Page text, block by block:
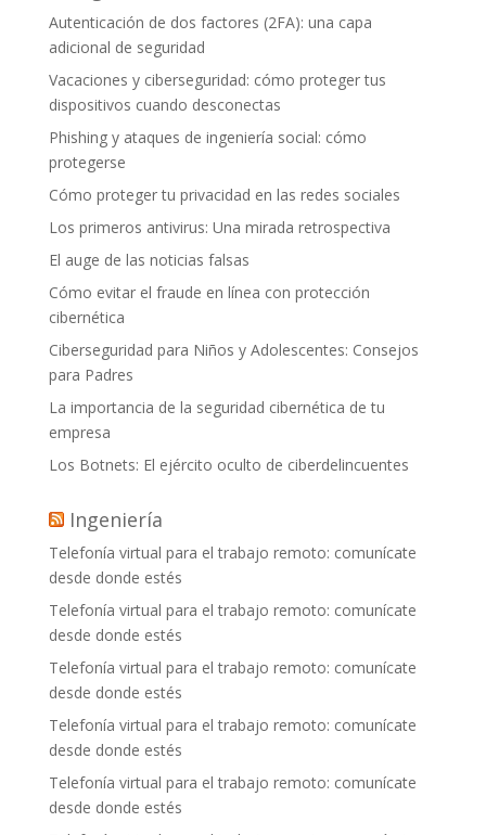
Autenticación de dos factores (2FA): una capa
adicional de seguridad
Vacaciones y ciberseguridad: cómo proteger tus
dispositivos cuando desconectas
Phishing y ataques de ingeniería social: cómo
protegerse
Cómo proteger tu privacidad en las redes sociales
Los primeros antivirus: Una mirada retrospectiva
El auge de las noticias falsas
Cómo evitar el fraude en línea con protección
cibernética
Ciberseguridad para Niños y Adolescentes: Consejos
para Padres
La importancia de la seguridad cibernética de tu
empresa
Los Botnets: El ejército oculto de ciberdelincuentes
Ingeniería
Telefonía virtual para el trabajo remoto: comunícate
desde donde estés
Telefonía virtual para el trabajo remoto: comunícate
desde donde estés
Telefonía virtual para el trabajo remoto: comunícate
desde donde estés
Telefonía virtual para el trabajo remoto: comunícate
desde donde estés
Telefonía virtual para el trabajo remoto: comunícate
desde donde estés